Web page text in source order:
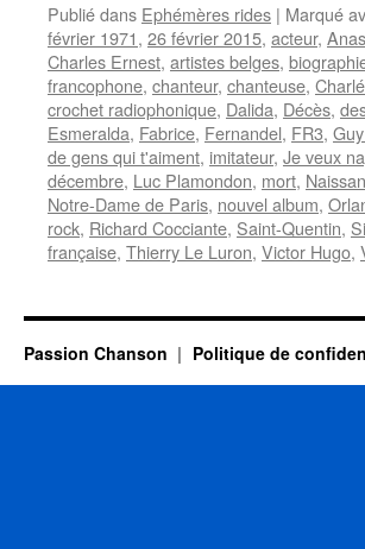
Publié dans Ephémères rides | Marqué
février 1971, 26 février 2015, acteur,
Charles Ernest, artistes belges,
francophone, chanteur, chanteuse,
crochet radiophonique, Dalida, Décès,
Esmeralda, Fabrice, Fernandel, FR3,
de gens qui t'aiment, imitateur, Je veux
décembre, Luc Plamondon, mort,
Notre-Dame de Paris, nouvel album,
rock, Richard Cocciante, Saint-Quentin,
française, Thierry Le Luron, Victor Hugo,
Passion Chanson Politique de